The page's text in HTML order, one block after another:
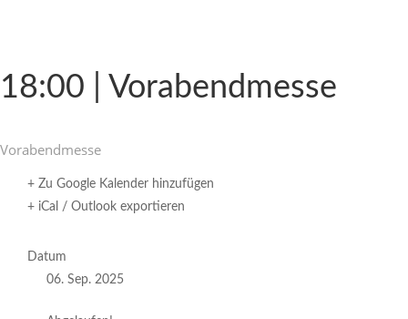
18:00 | Vorabendmesse
Vorabend­messe
+ Zu Google Kalender hinzufügen
+ iCal / Outlook exportieren
Datum
06. Sep. 2025